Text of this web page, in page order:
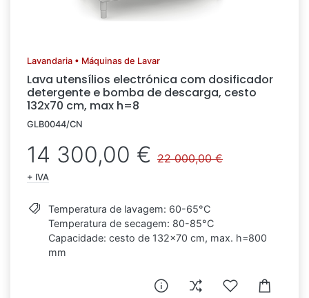
Lavandaria • Máquinas de Lavar
Lava utensílios electrónica com dosificador
detergente e bomba de descarga, cesto
132x70 cm, max h=8
GLB0044/CN
14 300,00 € 22 000,00 €
+ IVA
Temperatura de lavagem: 60-65°C
Temperatura de secagem: 80-85°C
Capacidade: cesto de 132x70 cm, max. h=800
mm